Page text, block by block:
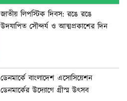
জাতীয় লিপস্টিক দিবস: রঙে রঙে
উদযাপিত সৌন্দর্য ও আত্মপ্রকাশের দিন
ডেনমার্কে বাংলাদেশ এসোসিয়েশন
ডেনমার্কের উদ্যোগে গ্রীস্ম উৎসব